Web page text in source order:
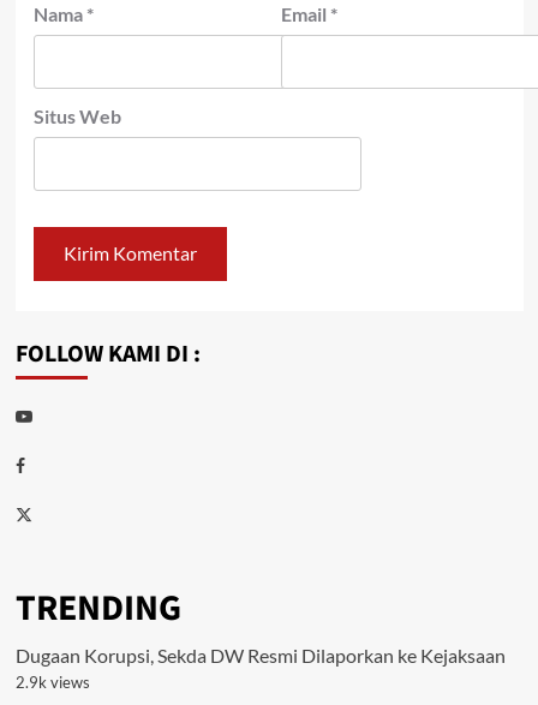
Nama * Email *
Situs Web
FOLLOW KAMI DI :
Youtube
Facebook
Twitter
TRENDING
Dugaan Korupsi, Sekda DW Resmi Dilaporkan ke Kejaksaan
2.9k views